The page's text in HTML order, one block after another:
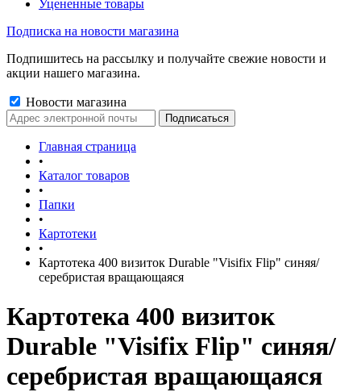
Уцененные товары
Подписка на новости магазина
Подпишитесь на рассылку и получайте свежие новости и
акции нашего магазина.
Новости магазина
Главная страница
•
Каталог товаров
•
Папки
•
Картотеки
•
Картотека 400 визиток Durable "Visifix Flip" синяя/
серебристая вращающаяся
Картотека 400 визиток
Durable "Visifix Flip" синяя/
серебристая вращающаяся